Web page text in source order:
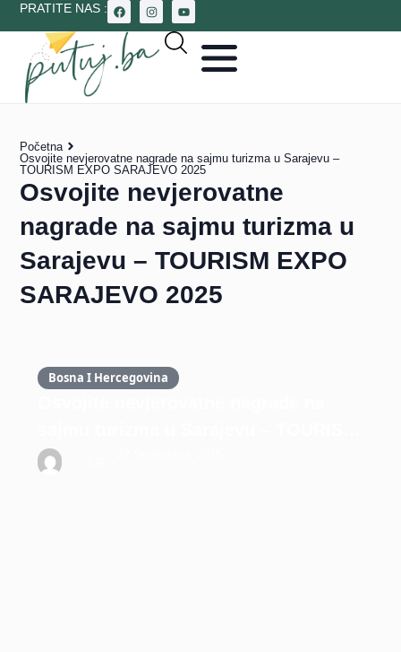
PRATITE NAS :
Početna
Osvojite nevjerovatne nagrade na sajmu turizma u Sarajevu –
TOURISM EXPO SARAJEVO 2025
Osvojite nevjerovatne
nagrade na sajmu turizma u
Sarajevu – TOURISM EXPO
SARAJEVO 2025
Bosna I Hercegovina
EXPO SARAJEVO 2025